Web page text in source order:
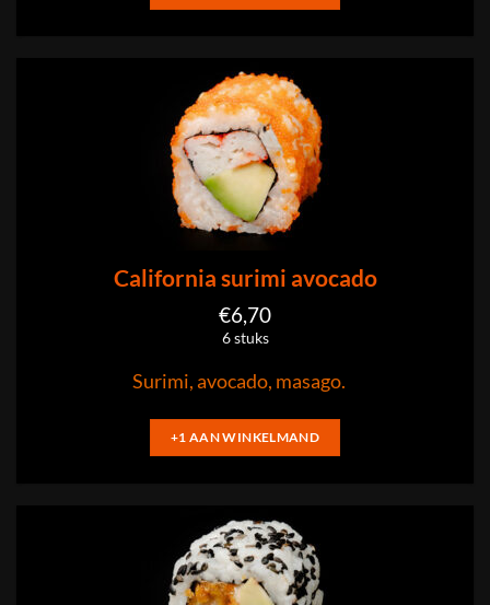
California surimi avocado
€6,70
6 stuks
Surimi, avocado, masago.
+1 AAN WINKELMAND